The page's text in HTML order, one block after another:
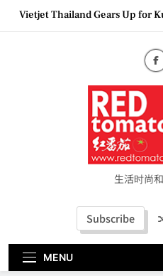
SkipVietjet Thailand Gears Up for
Couture Fashion Week
MBEW 2026 Unites Global
the Future of Business Events
Vietjet Thailand Gears Up for
Bangkok Service Launch on9
Epson reinvents affordable
generation EcoTank Series
生活时尚
Subscribe
MENU